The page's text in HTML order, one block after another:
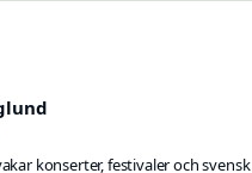
konserter, festivaler och svensk